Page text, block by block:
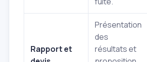
Rapport et
Présentation
des
résultats et